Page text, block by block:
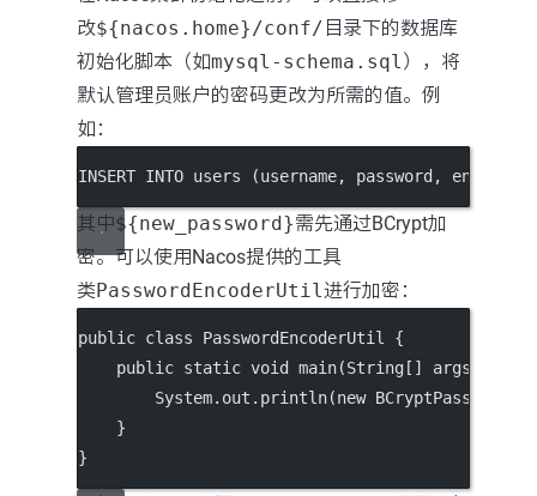
改${nacos.home}/conf/ 目录下的数据库
初始化脚本（如mysql-schema.sql），将
默认管理员账户的密码更改为所需的值。例
如：
INSERT INTO users (username, password , enabled
其中${new_password}需先通过BCrypt加
密。可以使用Nacos提供的工具
类PasswordEncoderUtil进行加密：
public class PasswordEncoderUtil
{
public static void main(String [] args
        System.out.
println(new
    }
}